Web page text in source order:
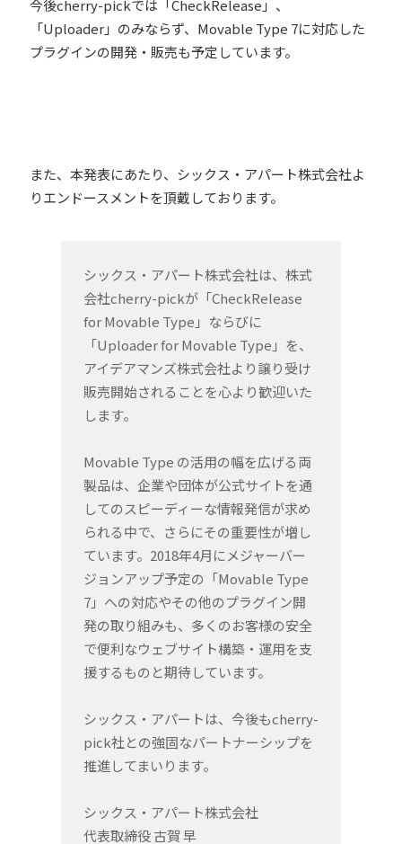
今後cherry-pickでは「CheckRelease」、
「Uploader」のみならず、Movable Type 7に対応した
プラグインの開発・販売も予定しています。
また、本発表にあたり、シックス・アパート株式会社よ
りエンドースメントを頂戴しております。
シックス・アパート株式会社は、株式
会社cherry-pickが「CheckRelease
for Movable Type」ならびに
「Uploader for Movable Type」を、
アイデアマンズ株式会社より譲り受け
販売開始されることを心より歓迎いた
します。
Movable Type の活用の幅を広げる両
製品は、企業や団体が公式サイトを通
してのスピーディーな情報発信が求め
られる中で、さらにその重要性が増し
ています。2018年4月にメジャーバー
ジョンアップ予定の「Movable Type
7」への対応やその他のプラグイン開
発の取り組みも、多くのお客様の安全
で便利なウェブサイト構築・運用を支
援するものと期待しています。
シックス・アパートは、今後もcherry-
pick社との強固なパートナーシップを
推進してまいります。
シックス・アパート株式会社
代表取締役 古賀 早